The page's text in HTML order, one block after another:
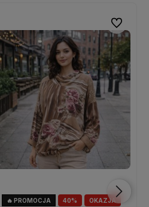
40% OKAZJA
🔥 PROMOCJA
Do